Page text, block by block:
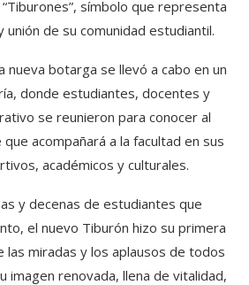
símbolo que representa
unión de su comunidad estudiantil.
nueva botarga se llevó a cabo en un
donde estudiantes, docentes y
se reunieron para conocer al
acompañará a la facultad en sus
académicos y culturales.
y decenas de estudiantes que
el nuevo Tiburón hizo su primera
las miradas y los aplausos de todos
imagen renovada, llena de vitalidad,